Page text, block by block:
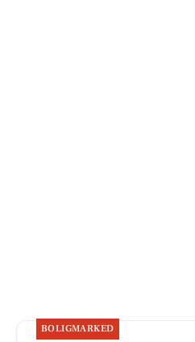
BOLIGMARKED